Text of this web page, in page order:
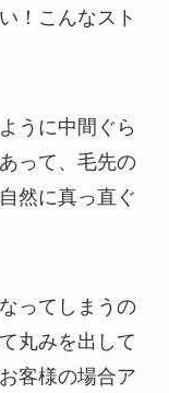
！こんなスト
うに中間ぐら
って、毛先の
然に真っ直ぐ
ってしまうの
丸みを出して
客様の場合ア